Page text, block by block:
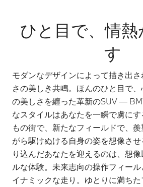
ひと目で、情熱
す
モダンなデザインによって描き出
さの美しき共鳴。ほんのひと目で
の美しさを纏った革新のSUV ―
なスタイルはあなたを一瞬で虜に
もの街で、新たなフィールドで、
がら駆けぬける自身の姿を想像さ
り込んだあなたを迎えるのは、想
ルな体験。未来志向の操作フィー
イナミックな走り。ゆとりに満ち